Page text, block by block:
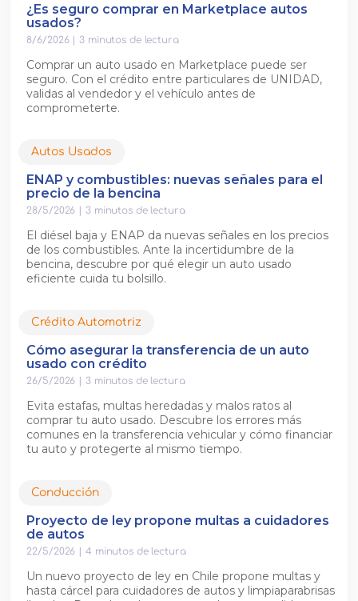
¿Es seguro comprar en Marketplace autos
usados?
8/6/2026|3 minutos de lectura
Comprar un auto usado en Marketplace puede ser
seguro. Con el crédito entre particulares de UNIDAD,
validas al vendedor y el vehículo antes de
comprometerte.
Autos Usados
ENAP y combustibles: nuevas señales para el
precio de la bencina
28/5/2026 3 minutos de lectura
El diésel baja y ENAP da nuevas señales en los precios
de los combustibles. Ante la incertidumbre de la
bencina, descubre por qué elegir un auto usado
eficiente cuida tu bolsillo.
Crédito Automotriz
Cómo asegurar la transferencia de un auto
usado con crédito
26/5/2026 3 minutos de lectura
Evita estafas, multas heredadas y malos ratos al
comprar tu auto usado. Descubre los errores más
comunes en la transferencia vehicular y cómo financiar
tu auto y protegerte al mismo tiempo.
Conducción
Proyecto de ley propone multas a cuidadores
de autos
22/5/2026 4 minutos de lectura
Un nuevo proyecto de ley en Chile propone multas y
hasta cárcel para cuidadores de autos y limpiaparabrisas